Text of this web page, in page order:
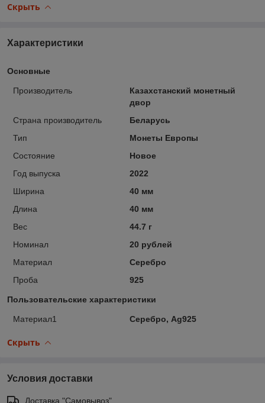
Скрыть
Характеристики
Основные
Производитель
Казахстанский монетный
двор
Страна производитель
Беларусь
Тип
Монеты Европы
Состояние
Новое
Год выпуска
2022
Ширина
40 мм
Длина
40 мм
Вес
44.7 г
Номинал
20 рублей
Материал
Серебро
Проба
925
Пользовательские характеристики
Материал1 Серебро, Ag925
Скрыть
Условия доставки
Доставка "Самовывоз"